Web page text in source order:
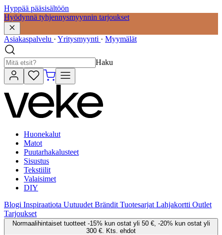
Hyppää pääsisältöön
Hyödynnä tyhjennysmyynnin tarjoukset
Asiakaspalvelu · Yritysmyynti · Myymälät
Haku
Huonekalut
Matot
Puutarhakalusteet
Sisustus
Tekstiilit
Valaisimet
DIY
Blogi Inspiraatiota Uutuudet Brändit Tuotesarjat Lahjakortti Outlet
Tarjoukset
Normaalihintaiset tuotteet -15% kun ostat yli 50 €, -20% kun ostat yli
300 €. Kts. ehdot